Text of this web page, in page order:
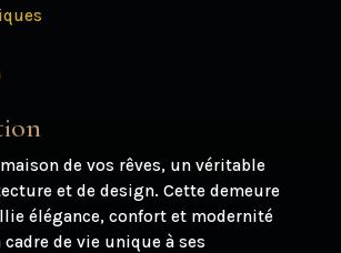
de vos rêves, un véritable
et de design. Cette demeure
élégance, confort et modernité
de vie unique à ses